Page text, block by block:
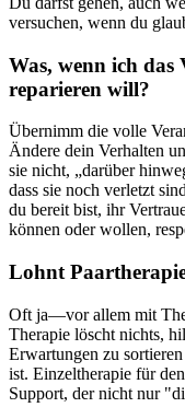
versuchen, wenn du
Was, wenn ich das
reparieren will?
Übernimm die volle
Ändere dein Verhalten
sie nicht, „darüber
dass sie noch verletzt
du bereit bist, ihr
können oder wollen,
Lohnt
Oft ja—vor allem mit
Therapie löscht nichts,
Erwartungen zu
ist. Einzeltherapie für
Support, der nicht nur